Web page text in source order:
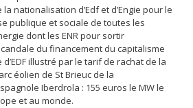
la nationalisation d’Edf et d’Engie pour le
publique et sociale de toutes les
dont les ENR pour sortir
du financement du capitalisme
illustré par le tarif de rachat de la
éolien de St Brieuc de la
Iberdrola : 155 euros le MW le
et au monde.